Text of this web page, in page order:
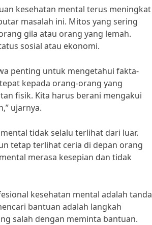
kesehatan mental terus meningkat
masalah ini. Mitos yang sering
gila atau orang yang lemah.
sosial atau ekonomi.
penting untuk mengetahui fakta-
kepada orang-orang yang
fisik. Kita harus berani mengakui
ujarnya.
tidak selalu terlihat dari luar.
tetap terlihat ceria di depan orang
merasa kesepian dan tidak
kesehatan mental adalah tanda
bantuan adalah langkah
salah dengan meminta bantuan.